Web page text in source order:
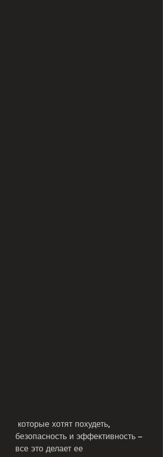
безопасность и эффективность –
все это делает ее